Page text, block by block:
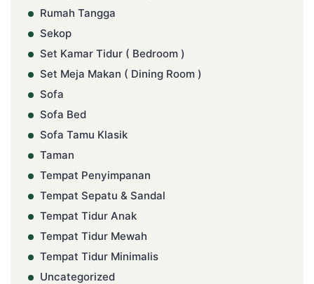
Rumah Tangga
Sekop
Set Kamar Tidur ( Bedroom )
Set Meja Makan ( Dining Room )
Sofa
Sofa Bed
Sofa Tamu Klasik
Taman
Tempat Penyimpanan
Tempat Sepatu & Sandal
Tempat Tidur Anak
Tempat Tidur Mewah
Tempat Tidur Minimalis
Uncategorized